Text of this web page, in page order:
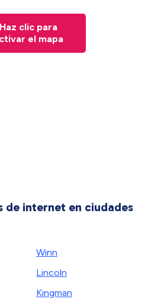
Haz clic para
el mapa
de internet en ciudades
Winn
Lincoln
Kingman